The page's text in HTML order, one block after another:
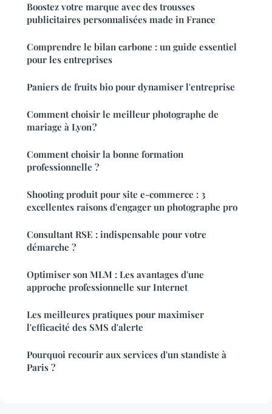
Boostez votre marque avec des trousses
publicitaires personnalisées made in France
Comprendre le bilan carbone : un guide essentiel
pour les entreprises
Paniers de fruits bio pour dynamiser l'entreprise
Comment choisir le meilleur photographe de
mariage à Lyon ?
Comment choisir la bonne formation
professionnelle ?
Shooting produit pour site e-commerce : 3
excellentes raisons d'engager un photographe pro
Consultant RSE : indispensable pour votre
démarche ?
Optimiser son MLM : Les avantages d'une
approche professionnelle sur Internet
Les meilleures pratiques pour maximiser
l'efficacité des SMS d'alerte
Pourquoi recourir aux services d'un standiste à
Paris ?